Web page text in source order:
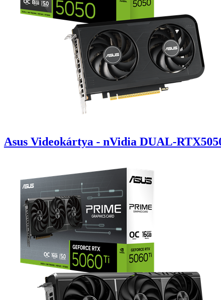
Asus Videokártya - nVidia DUAL-